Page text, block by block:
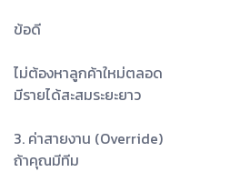
ข้อดี
ไม่ต้องหาลูกค้าใหม่ตลอด
มีรายได้สะสมระยะยาว
3. ค่าสายงาน (Override)
ถ้าคุณมีทีม